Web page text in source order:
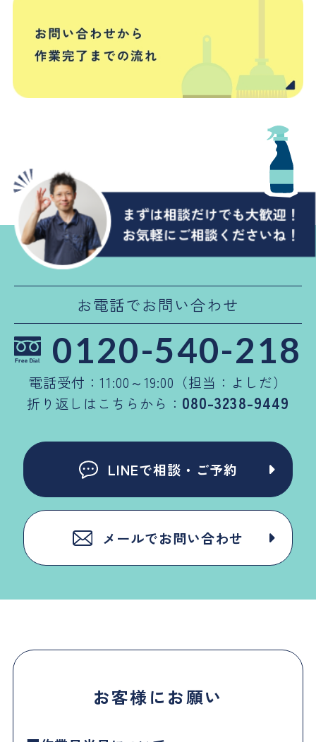
お電話でお問い合わせ
0120-540-218
電話受付：11:00～19:00（担当：よしだ）
折り返しはこちらから： 080-3238-9449
LINEで相談・ご予約
メールでお問い合わせ
お客様にお願い